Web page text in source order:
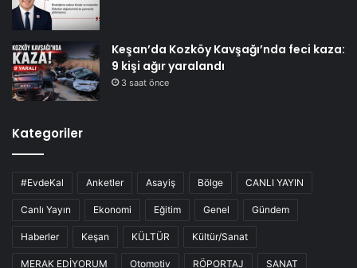
Keşan’da Kozköy Kavşağı’nda feci kaza:
9 kişi ağır yaralandı
3 saat önce
Kategoriler
#EvdeKal Anketler Asayiş Bölge CANLI YAYIN
Canlı Yayın Ekonomi Eğitim Genel Gündem
Haberler Keşan KÜLTÜR Kültür/Sanat
MERAK EDİYORUM Otomotiv RÖPORTAJ SANAT